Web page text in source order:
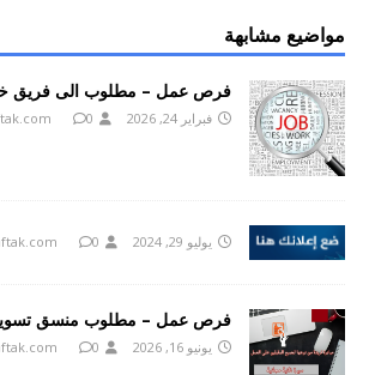
مواضيع مشابهة
فرص عمل – مطلوب الى فريق
فبراير 24, 2026 0
يوليو 29, 2024 0
فرص عمل – مطلوب منسق
يونيو 16, 2026 0